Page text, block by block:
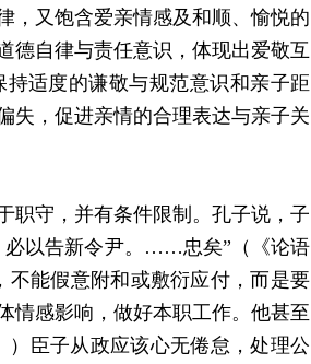
，又饱含爱亲情感及和顺、愉悦的
德自律与责任意识，体现出爱敬互
适度的谦敬与规范意识和亲子距
失，促进亲情的合理表达与亲子关
职守，并有条件限制。孔子说，子
必以告新令尹。……忠矣”（《论语
不能假意附和或敷衍应付，而是要
情感影响，做好本职工作。他甚至
）臣子从政应该心无倦怠，处理公